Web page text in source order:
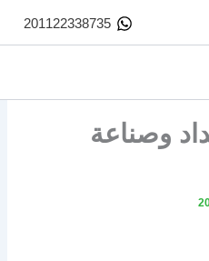
201122338735
وصناعة